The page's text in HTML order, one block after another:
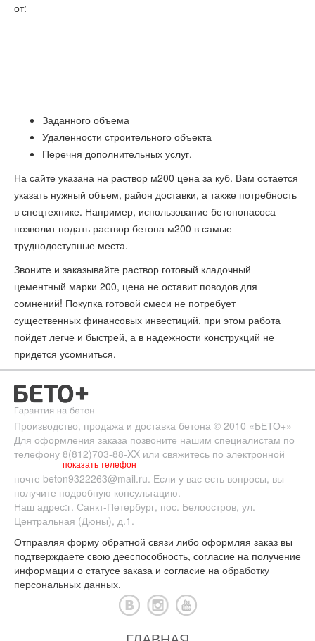
от:
Заданного объема
Удаленности строительного объекта
Перечня дополнительных услуг.
На сайте указана на раствор м200 цена за куб. Вам остается
указать нужный объем, район доставки, а также потребность
в спецтехнике. Например, использование бетононасоса
позволит подать раствор бетона м200 в самые
труднодоступные места.
Звоните и заказывайте раствор готовый кладочный
цементный марки 200, цена не оставит поводов для
сомнений! Покупка готовой смеси не потребует
существенных финансовых инвестиций, при этом работа
пойдет легче и быстрей, а в надежности конструкций не
придется усомниться.
Производство, продажа и доставка бетона © 2010 «БЕТО+»
Для оформления заказа позвоните нашим специалистам по
телефону 8(812)703-88-XX
показать телефон
или свяжитесь по электронной
почте beton9322263@mail.ru. Если у вас есть вопросы, вы
получите подробную консультацию.
Наш адрес:г. Санкт-Петербург, пос. Белоостров, ул.
Центральная (Дюны), д.1.
Отправляя форму обратной связи либо оформляя заказ вы
подтверждаете свою дееспособность, согласие на получение
информации о статусе заказа и согласие на обработку
персональных данных.